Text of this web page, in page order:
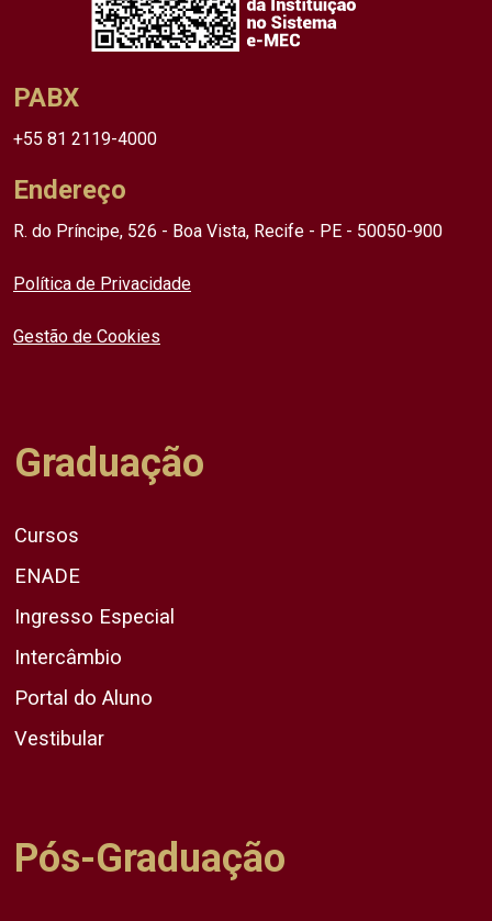
PABX
+55 81 2119-4000
Endereço
R. do Príncipe, 526 - Boa Vista, Recife - PE - 50050-900
Política de Privacidade
Gestão de Cookies
Graduação
Cursos
ENADE
Ingresso Especial
Intercâmbio
Portal do Aluno
Vestibular
Pós-Graduação